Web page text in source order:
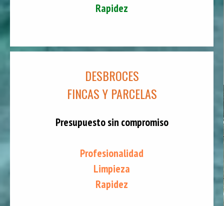
Rapidez
DESBROCES
FINCAS Y PARCELAS
Presupuesto sin compromiso
Profesionalidad
Limpieza
Rapidez